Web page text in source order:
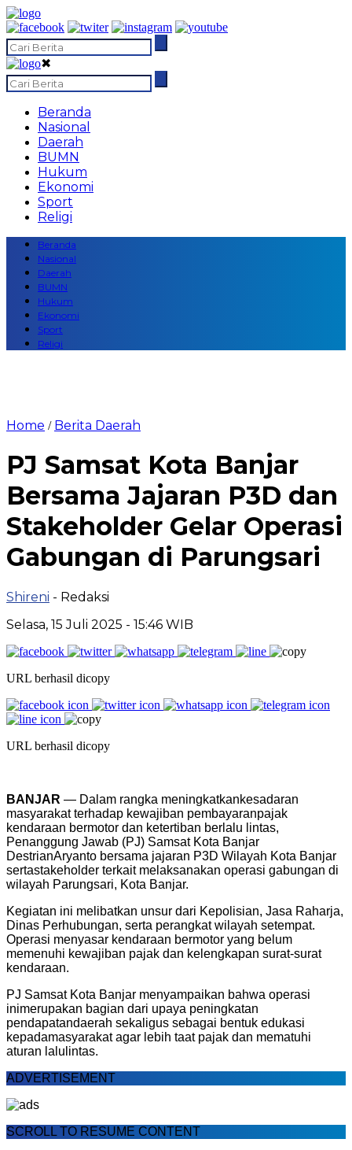
✖
Beranda
Nasional
Daerah
BUMN
Hukum
Ekonomi
Sport
Religi
Beranda
Nasional
Daerah
BUMN
Hukum
Ekonomi
Sport
Religi
Home / Berita Daerah
PJ Samsat Kota Banjar
Bersama Jajaran P3D dan
Stakeholder Gelar Operasi
Gabungan di Parungsari
Shireni - Redaksi
Selasa, 15 Juli 2025 - 15:46 WIB
URL berhasil dicopy
URL berhasil dicopy
BANJAR — Dalam rangka meningkatkankesadaran
masyarakat terhadap kewajiban pembayaranpajak
kendaraan bermotor dan ketertiban berlalu lintas,
Penanggung Jawab (PJ) SamsatKota Banjar
DestrianAryanto bersama jajaran P3D Wilayah Kota Banjar
sertastakeholder terkait melaksanakan operasi gabungan di
wilayah Parungsari, Kota Banjar.
Kegiatan ini melibatkan unsur dari Kepolisian, Jasa Raharja,
Dinas Perhubungan, serta perangkatwilayah setempat.
Operasi menyasar kendaraan bermotor yang belum
memenuhi kewajiban pajak dan kelengkapan surat-surat
kendaraan.
PJ SamsatKota Banjar menyampaikan bahwa operasi
inimerupakan bagian dari upaya peningkatan
pendapatandaerah sekaligus sebagai bentuk edukasi
kepadamasyarakatagar lebih taat pajak dan mematuhi
aturan lalu lintas.
ADVERTISEMENT
SCROLL TO RESUME CONTENT